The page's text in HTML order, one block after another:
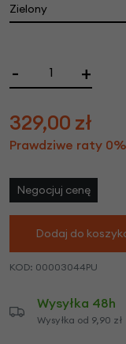
Zielony
- +
329,00 zł
Prawdziwe raty 0%
Negocjuj cenę
Dodaj do
KOD: 00003044PU
Wysyłka 48h
Wysyłka od 9,90 zł